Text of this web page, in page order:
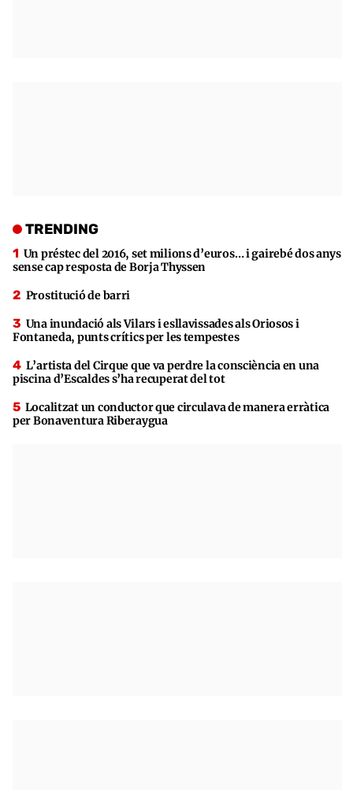
TRENDING
Un préstec del 2016, set milions d’euros… i gairebé dos anys
sense cap resposta de Borja Thyssen
Prostitució de barri
Una inundació als Vilars i esllavissades als Oriosos i
Fontaneda, punts crítics per les tempestes
L’artista del Cirque que va perdre la consciència en una
piscina d’Escaldes s’ha recuperat del tot
Localitzat un conductor que circulava de manera erràtica
per Bonaventura Riberaygua